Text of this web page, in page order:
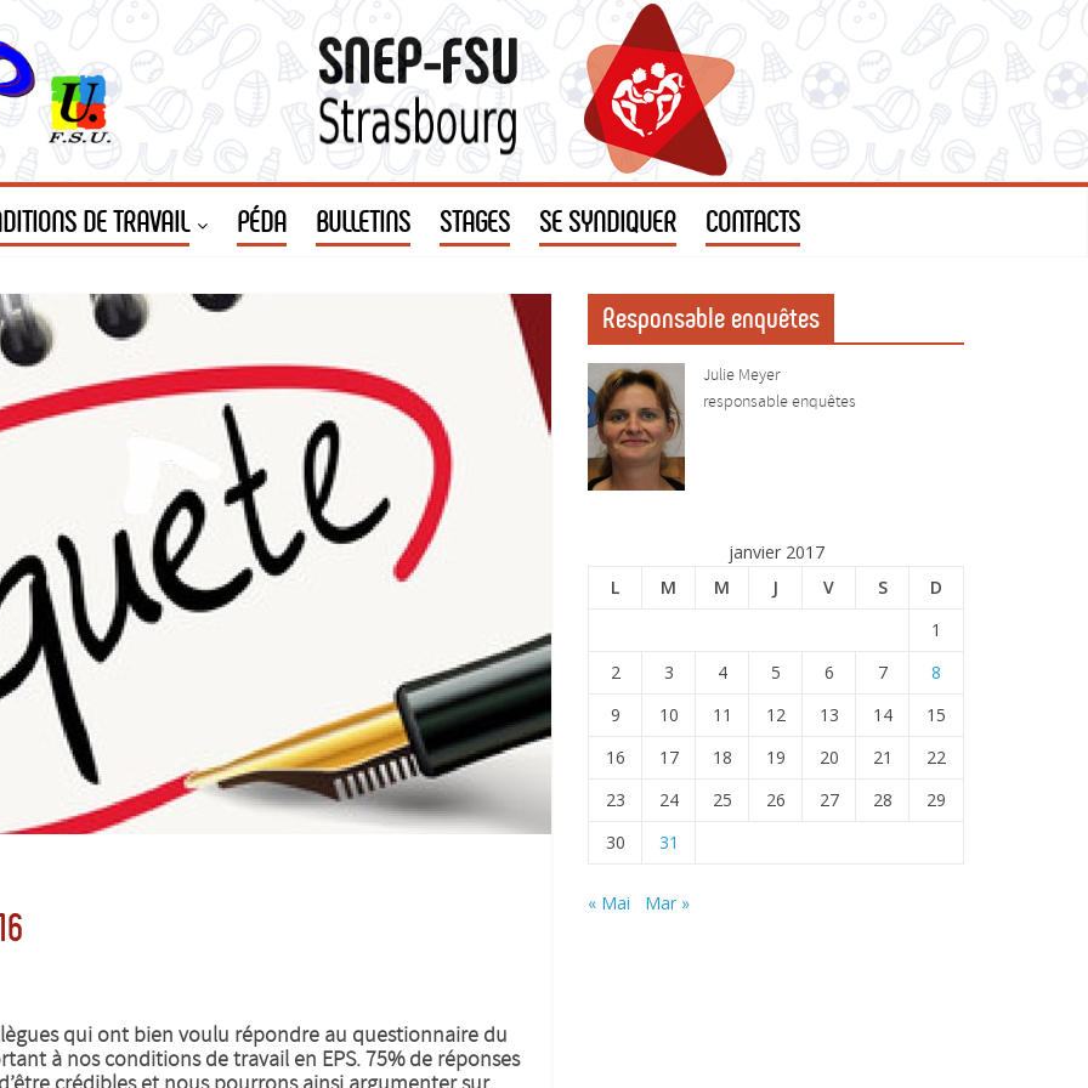
DE TRAVAIL PÉDA BULLETINS STAGES SE SYNDIQUER CONTACTS
qui ont bien voulu répondre au questionnaire du
à nos conditions de travail en EPS. 75% de réponses
Responsable enquêtes
Julie Meyer
responsable enquêtes
janvier 2017
L
M M J V S
D
1
2
3 4 5 6 7
8
9
10 11 12 13 14
15
16
17 18 19 20 21
22
23
24 25 26 27 28
29
30
31
« Mai Mar »